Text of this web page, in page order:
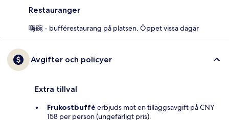
Restauranger
嗨碗 - bufférestaurang på platsen. Öppet vissa dagar
Avgifter och policyer
Extra tillval
Frukostbuffé erbjuds mot en tilläggsavgift på CNY
158 per person (ungefärligt pris).